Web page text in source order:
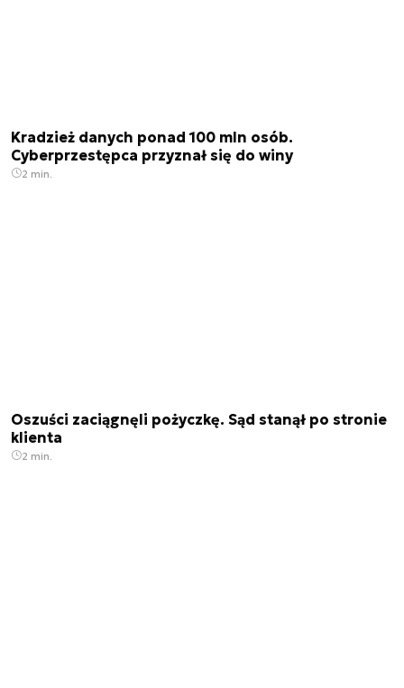
Kradzież danych ponad 100 mln osób.
Cyberprzestępca przyznał się do winy
2 min.
Oszuści zaciągnęli pożyczkę. Sąd stanął po stronie
klienta
2 min.